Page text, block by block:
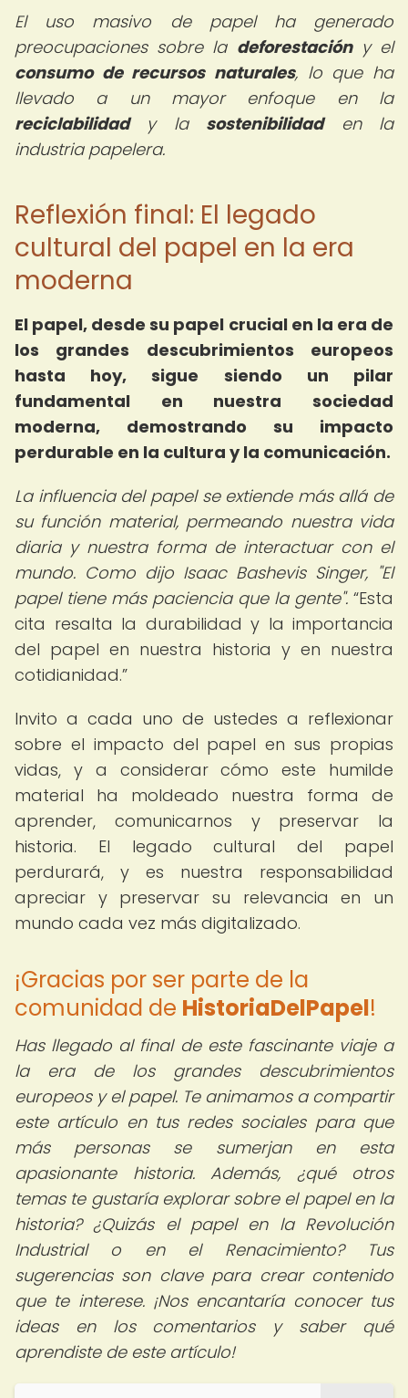
El uso masivo de papel ha generado
preocupaciones sobre la deforestacióny el
consumo de recursos naturales, lo que ha
llevado a un mayor enfoque en la
reciclabilidady la sostenibilidaden la
industria papelera.
Reflexión final: El legado
cultural del papel en la era
moderna
El papel, desde su papel crucial en la era de
los grandes descubrimientos europeos
hasta hoy, sigue siendo un pilar
fundamental en nuestra sociedad
moderna, demostrando su impacto
perdurable en la cultura y la comunicación.
La influencia del papel se extiende más allá de
su función material, permeando nuestra vida
diaria y nuestra forma de interactuar con el
mundo. Como dijo Isaac Bashevis Singer, "El
papel tiene más paciencia que la gente". Esta
cita resalta la durabilidad y la importancia
del papel en nuestra historia y en nuestra
cotidianidad.
Invito a cada uno de ustedes a reflexionar
sobre el impacto del papel en sus propias
vidas, y a considerar cómo este humilde
material ha moldeado nuestra forma de
aprender, comunicarnos y preservar la
historia. El legado cultural del papel
perdurará, y es nuestra responsabilidad
apreciar y preservar su relevancia en un
mundo cada vez más digitalizado.
¡Gracias por ser parte de la
comunidad de HistoriaDelPapel!
Has llegado al final de este fascinante viaje a
la era de los grandes descubrimientos
europeos y el papel. Te animamos a compartir
este artículo en tus redes sociales para que
más personas se sumerjan en esta
apasionante historia. Además, ¿qué otros
temas te gustaría explorar sobre el papel en la
historia? ¿Quizás el papel en la Revolución
Industrial o en el Renacimiento? Tus
sugerencias son clave para crear contenido
que te interese. ¡Nos encantaría conocer tus
ideas en los comentarios y saber qué
aprendiste de este artículo!